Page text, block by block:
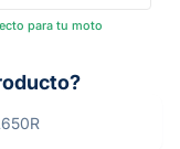
para tu moto